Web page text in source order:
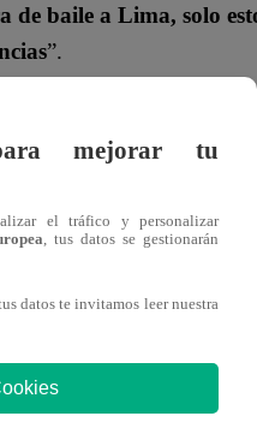
de baile a Lima, solo
”.
en
“Yo Soy”!
a nuestro canal
datos inéditos y
mejorar tu
el tráfico y personalizar
, tus datos se gestionarán
datos te invitamos leer nuestra